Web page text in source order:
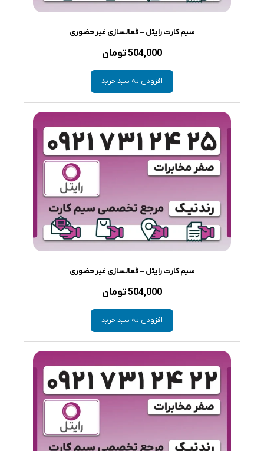
سیم کارت رایتل – فعالسازی غیر حضوری
504,000تومان
افزودن به سبد خرید
سیم کارت رایتل – فعالسازی غیر حضوری
504,000تومان
افزودن به سبد خرید